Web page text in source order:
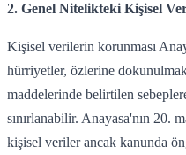
2. Genel Nitelikteki Kişisel
Kişisel verilerin korunması
hürriyetler, özlerine
maddelerinde belirtilen
sınırlanabilir. Anayasa'nın 20.
kişisel veriler ancak kanunda